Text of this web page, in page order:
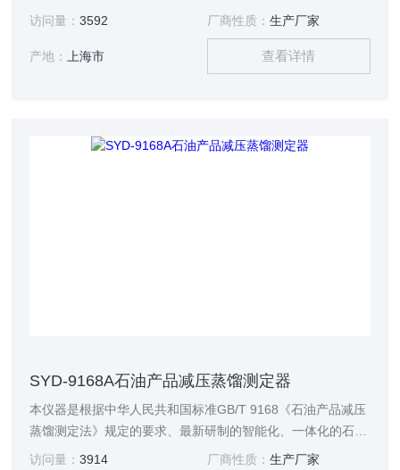
的，适用于测定蜡油和润滑油等高沸点范围石油产品的馏程。
访问量：3592 厂商性质： 生产厂家
产地： 上海市 查看详情
SYD-9168A石油产品减压蒸馏测定器
本仪器是根据中华人民共和国标准GB/T 9168《石油产品减压
蒸馏测定法》规定的要求、最新研制的智能化、一体化的石油
产品减压蒸馏试验仪器，是本公司SYD-9168 石油产品减压蒸
访问量：3914 厂商性质： 生产厂家